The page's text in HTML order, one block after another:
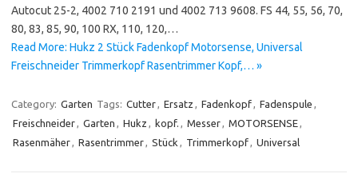
Autocut 25-2, 4002 710 2191 und 4002 713 9608. FS 44, 55, 56, 70,
80, 83, 85, 90, 100 RX, 110, 120,…
Read More: Hukz 2 Stück Fadenkopf Motorsense, Universal
Freischneider Trimmerkopf Rasentrimmer Kopf,… »
Category: Garten Tags: Cutter, Ersatz , Fadenkopf, Fadenspule ,
Freischneider, Garten , Hukz , kopf. , Messer, MOTORSENSE,
Rasenmäher, Rasentrimmer, Stück , Trimmerkopf, Universal